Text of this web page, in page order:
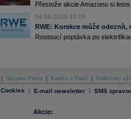
Přestože akcie Amazonu si
04.06.2026 13:06
RWE: Korekce může
Rostoucí poptávka po
Skupina Patria Kariéra v Patrii Podmínky
Cookies | E-mail newsletter | SMS
Akcie: